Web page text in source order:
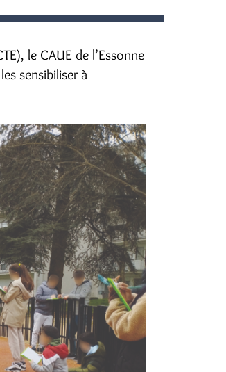
le CAUE de l’Essonne
sensibiliser à